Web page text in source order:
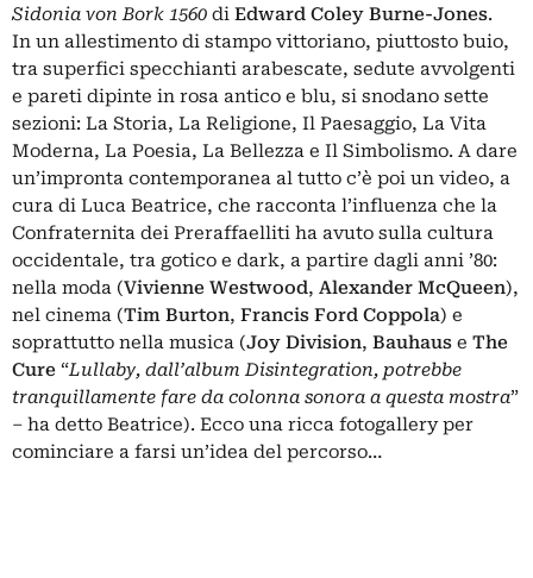
Sidonia von Bork 1560 di Edward Coley Burne-Jones.
In un allestimento di stampo vittoriano, piuttosto buio,
tra superfici specchianti arabescate, sedute avvolgenti
e pareti dipinte in rosa antico e blu, si snodano sette
sezioni: La Storia, La Religione, Il Paesaggio, La Vita
Moderna, La Poesia, La Bellezza e Il Simbolismo. A dare
un’impronta contemporanea al tutto c’è poi un video, a
cura di Luca Beatrice, che racconta l’influenza che la
Confraternita dei Preraffaelliti ha avuto sulla cultura
occidentale, tra gotico e dark, a partire dagli anni ’80:
nella moda (Vivienne Westwood, Alexander McQueen),
nel cinema (Tim Burton, Francis Ford Coppola) e
soprattutto nella musica (Joy Division, Bauhaus e The
Cure “Lullaby, dall’album Disintegration, potrebbe
tranquillamente fare da colonna sonora a questa mostra”
– ha detto Beatrice). Ecco una ricca fotogallery per
cominciare a farsi un’idea del percorso…